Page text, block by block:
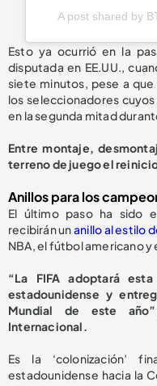
A post shared by
Esto ya ocurrió en la
disputada en EE.UU.,
siete minutos, pese a
los seleccionadores
en la segunda mitad
Entre montaje,
terreno de juego el
Anillos para los
El último paso ha sido
recibirán unanillo al estilo
NBA, el fútbol americano
“La FIFA adoptará
estadounidense y
Mundial de este
Internacional.
Es la ‘colonización’
estadounidense hacia la